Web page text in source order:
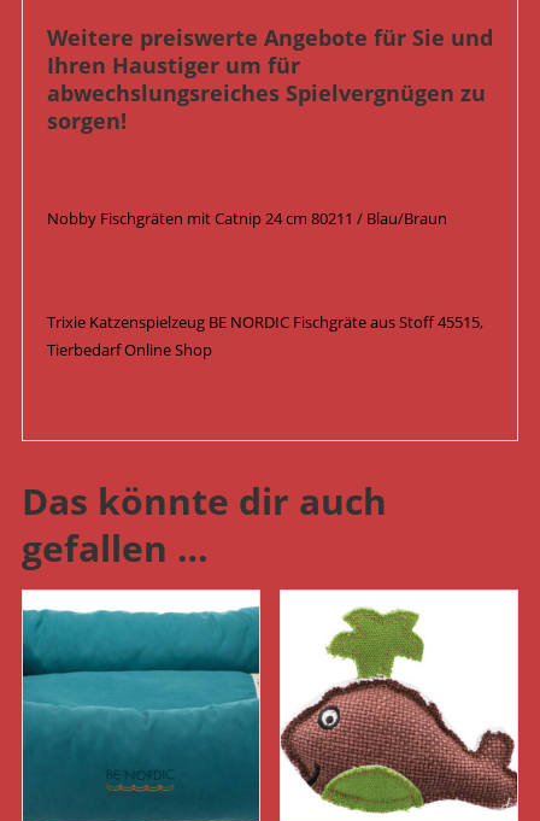
Weitere preiswerte Angebote für Sie und
Ihren Haustiger um für
abwechslungsreiches Spielvergnügen zu
sorgen!
Nobby Fischgräten mit Catnip 24 cm 80211 / Blau/Braun
Trixie Katzenspielzeug BE NORDIC Fischgräte aus Stoff 45515,
Tierbedarf Online Shop
Das könnte dir auch
gefallen …